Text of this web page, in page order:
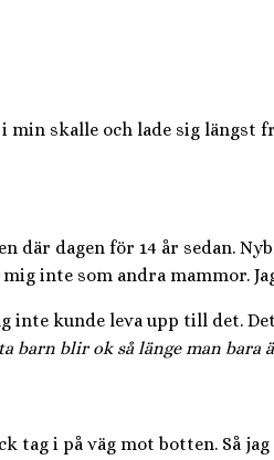
skalle och lade sig längst
där dagen för 14 år sedan.
inte som andra mammor.
kunde leva upp till det.
barn blir ok så länge man
tag i på väg mot botten. Så